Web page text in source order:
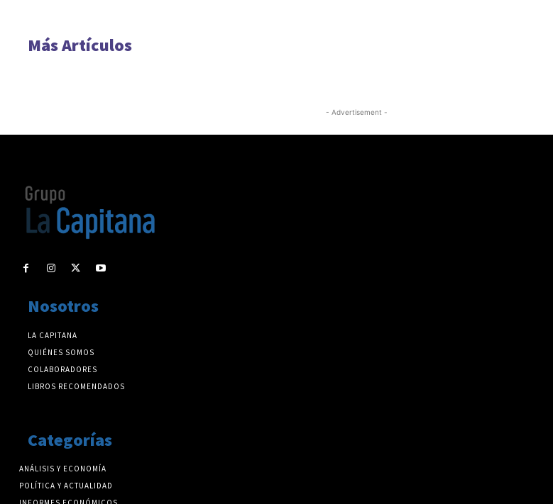
Más Artículos
- Advertisement -
Nosotros
LA CAPITANA
QUIÉNES SOMOS
COLABORADORES
LIBROS RECOMENDADOS
Categorías
ANÁLISIS Y ECONOMÍA
POLÍTICA Y ACTUALIDAD